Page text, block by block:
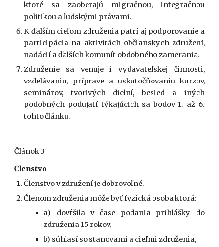
ktoré sa zaoberajú migračnou, integračnou
politikou a ľudskými právami.
K ďalším cieľom združenia patrí aj podporovanie a
participácia na aktivitách občianskych združení,
nadácií a ďalších komunít obdobného zamerania.
Združenie sa venuje i vydavateľskej činnosti,
vzdelávaniu, príprave a uskutočňovaniu kurzov,
seminárov, tvorivých dielní, besied a iných
podobných podujatí týkajúcich sa bodov 1. až 6.
tohto článku.
Článok 3
Členstvo
Členstvo v združení je dobrovoľné.
Členom združenia môže byť fyzická osoba ktorá:
a) dovŕšila v čase podania prihlášky do
združenia 15 rokov,
b) súhlasí so stanovami a cieľmi združenia,